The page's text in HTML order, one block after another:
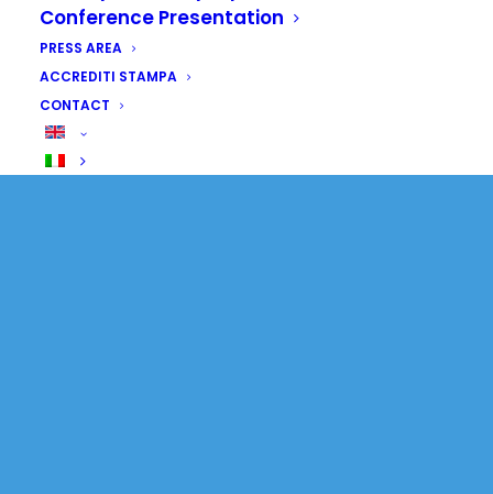
Conference Presentation
PRESS AREA
ACCREDITI STAMPA
CONTACT